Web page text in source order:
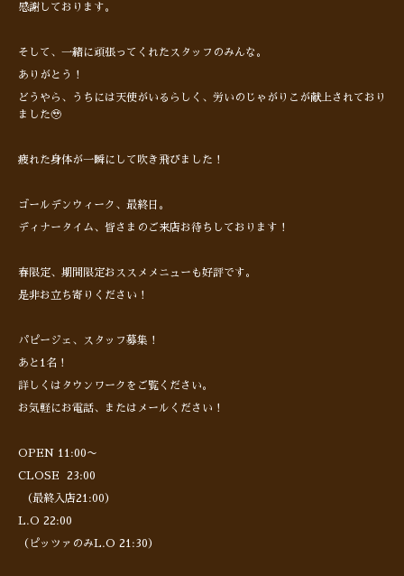
感謝しております。
そして、一緒に頑張ってくれたスタッフのみんな。
ありがとう！
どうやら、うちには天使がいるらしく、労いのじゃがりこが献上されており
ました🥹
疲れた身体が一瞬にして吹き飛びました！
ゴールデンウィーク、最終日。
ディナータイム、皆さまのご来店お待ちしております！
春限定、期間限定おススメメニューも好評です。
是非お立ち寄りください！
パピージェ、スタッフ募集！
あと1名！
詳しくはタウンワークをご覧ください。
お気軽にお電話、またはメールください！
OPEN 11:00〜
CLOSE 23:00
（最終入店21:00）
L.O 22:00
（ピッツァのみL.O 21:30）